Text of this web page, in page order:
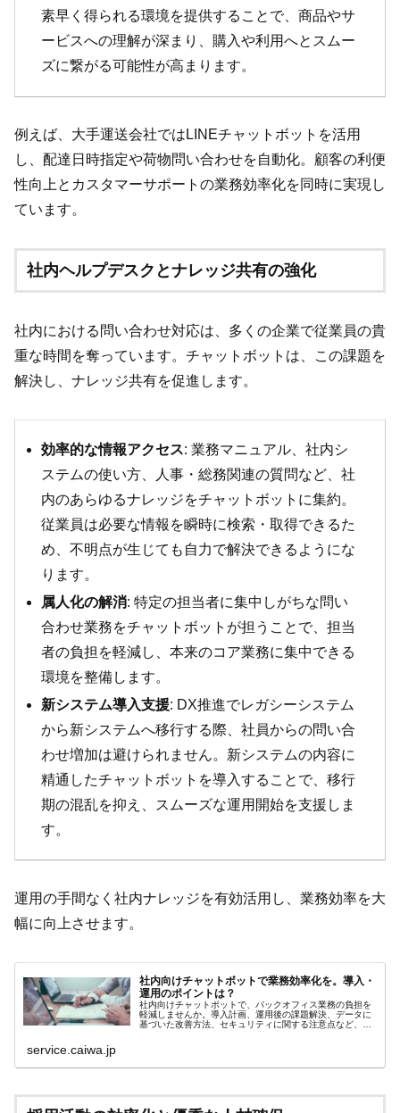
素早く得られる環境を提供することで、商品やサ
ービスへの理解が深まり、購入や利用へとスムー
ズに繋がる可能性が高まります。
例えば、大手運送会社ではLINEチャットボットを活用
し、配達日時指定や荷物問い合わせを自動化。顧客の利便
性向上とカスタマーサポートの業務効率化を同時に実現し
ています。
社内ヘルプデスクとナレッジ共有の強化
社内における問い合わせ対応は、多くの企業で従業員の貴
重な時間を奪っています。チャットボットは、この課題を
解決し、ナレッジ共有を促進します。
効率的な情報アクセス: 業務マニュアル、社内シ
ステムの使い方、人事・総務関連の質問など、社
内のあらゆるナレッジをチャットボットに集約。
従業員は必要な情報を瞬時に検索・取得できるた
め、不明点が生じても自力で解決できるようにな
ります。
属人化の解消: 特定の担当者に集中しがちな問い
合わせ業務をチャットボットが担うことで、担当
者の負担を軽減し、本来のコア業務に集中できる
環境を整備します。
新システム導入支援: DX推進でレガシーシステム
から新システムへ移行する際、社員からの問い合
わせ増加は避けられません。新システムの内容に
精通したチャットボットを導入することで、移行
期の混乱を抑え、スムーズな運用開始を支援しま
す。
運用の手間なく社内ナレッジを有効活用し、業務効率を大
幅に向上させます。
社内向けチャットボットで業務効率化を。導入・
運用のポイントは？
社内向けチャットボットで、バックオフィス業務の負担を
軽減しませんか。導入計画、運用後の課題解決、データに
基づいた改善方法、セキュリティに関する注意点など、導
service.caiwa.jp